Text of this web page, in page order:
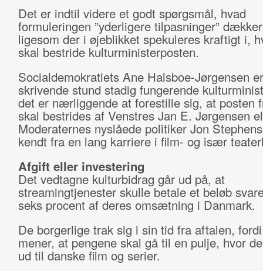
Det er indtil videre et godt spørgsmål, hvad
formuleringen ”yderligere tilpasninger”
ligesom der i øjeblikket spekuleres kraftigt i,
skal bestride kulturministerposten.
Socialdemokratiets Ane Halsboe-Jørgensen
skrivende stund stadig fungerende
det er nærliggende at forestille sig, at posten
skal bestrides af Venstres Jan E. Jørgensen
Moderaternes nyslåede politiker Jon
kendt fra en lang karriere i film- og især
Afgift eller investering
Det vedtagne kulturbidrag går ud på, at
streamingtjenester skulle betale et beløb
seks procent af deres omsætning i Danmark.
De borgerlige trak sig i sin tid fra aftalen,
mener, at pengene skal gå til en pulje, hvor
ud til danske film og serier.